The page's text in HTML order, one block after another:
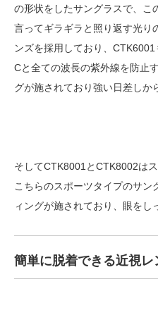
の形状をしたサングラスで、こ
言ってギラギラと照り返す光り
ンズを採用しており、
Cと全ての波長の紫外線を防止
グが施されており強い日差しか
そしてCTK8001とCTK8002は
こちらのスポーツタイプのサン
ィングが施されており、眼をし
簡単に脱着できる近視レ